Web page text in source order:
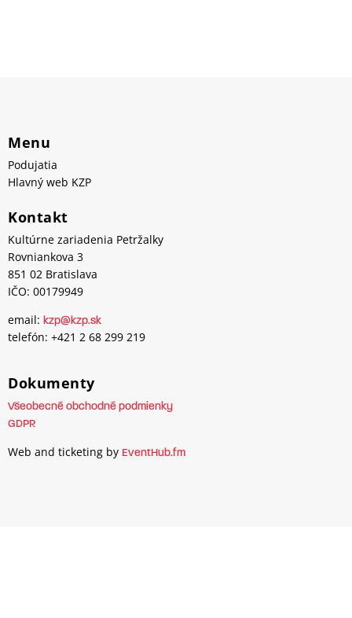
Menu
Podujatia
Hlavný web KZP
Kontakt
Kultúrne zariadenia Petržalky
Rovniankova 3
851 02 Bratislava
IČO: 00179949
email: kzp@kzp.sk
telefón: +421 2 68 299 219
Dokumenty
Všeobecné obchodné podmienky
GDPR
Web and ticketing by EventHub.fm